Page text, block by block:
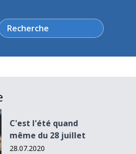
même du 28 juillet
C'est l'été quand
même du 28 juillet
28.07.2020